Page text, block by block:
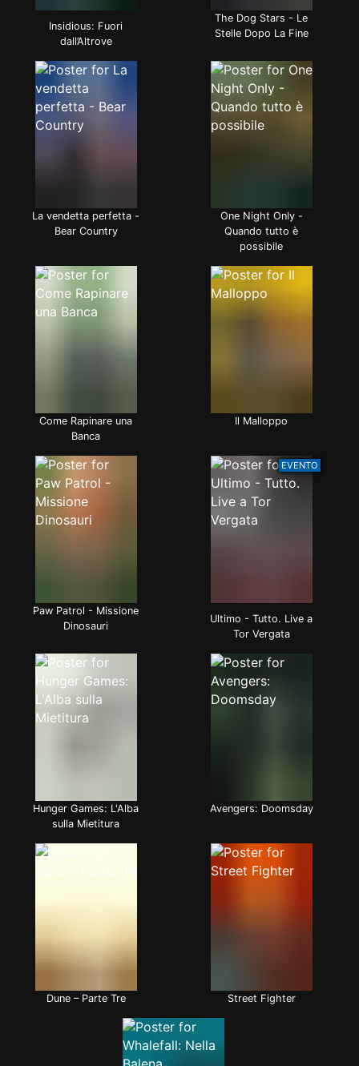
Insidious: Fuori
dall’Altrove
The Dog Stars - Le
Stelle Dopo La Fine
La vendetta perfetta -
Bear Country
One Night Only -
Quando tutto è
possibile
Come Rapinare una
Banca
Il Malloppo
Paw Patrol - Missione
Dinosauri
EVENTO
Ultimo - Tutto. Live a
Tor Vergata
Hunger Games: L'Alba
sulla Mietitura
Avengers: Doomsday
Dune – Parte Tre Street Fighter